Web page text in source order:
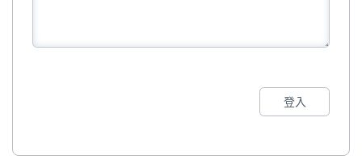
登入